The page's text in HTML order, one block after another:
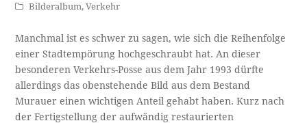
Bilderalbum,Verkehr
Manchmal ist es schwer zu sagen, wie sich die Reihenfolge
einer Stadtempörung hochgeschraubt hat. An dieser
besonderen Verkehrs-Posse aus dem Jahr 1993 dürfte
allerdings das obenstehende Bild aus dem Bestand
Murauer einen wichtigen Anteil gehabt haben. Kurz nach
der Fertigstellung der aufwändig restaurierten